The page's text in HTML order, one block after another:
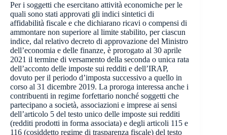
Per i soggetti che esercitano attività economiche per le
quali sono stati approvati gli indici sintetici di
affidabilità fiscale e che dichiarano ricavi o compensi di
ammontare non superiore al limite stabilito, per ciascun
indice, dal relativo decreto di approvazione del Ministro
dell’economia e delle finanze, è prorogato al 30 aprile
2021 il termine di versamento della seconda o unica rata
dell’acconto delle imposte sui redditi e dell’IRAP,
dovuto per il periodo d’imposta successivo a quello in
corso al 31 dicembre 2019. La proroga interessa anche i
contribuenti in regime forfettario nonché soggetti che
partecipano a società, associazioni e imprese ai sensi
dell’articolo 5 del testo unico delle imposte sui redditi
(redditi prodotti in forma associata) e degli articoli 115 e
116 (cosiddetto regime di trasparenza fiscale) del testo